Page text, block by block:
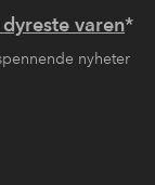
varen*
nyheter